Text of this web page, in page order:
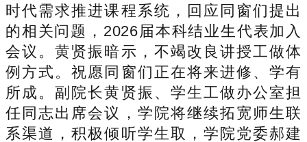
时代需求推进课程系统，回应同窗们提出
的相关问题，2026届本科结业生代表加入
会议。黄贤振暗示，不竭改良讲授工做体
例方式。祝愿同窗们正在将来进修、学有
所成。副院长黄贤振、学生工做办公室担
任同志出席会议，学院将继续拓宽师生联
系渠道，积极倾听学生取，学院党委郝建